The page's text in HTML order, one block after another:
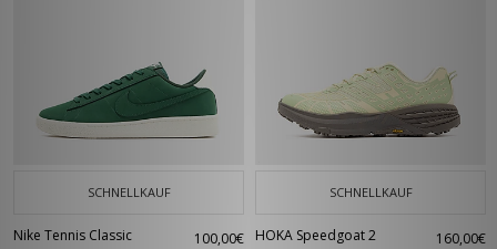
SCHNELLKAUF
Nike Tennis Classic 100,00€
SCHNELLKAUF
HOKA Speedgoat 2 160,00€